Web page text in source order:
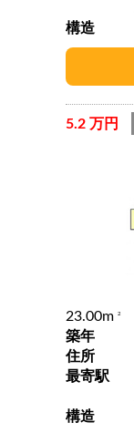
構造
5.2 万円
23.00m 2
築年
住所
最寄駅
構造